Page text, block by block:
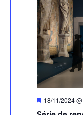
Mis
18/11/2024